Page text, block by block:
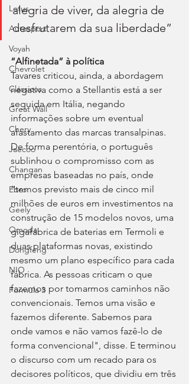
Lotus
Autosport
Voyah
Chevrolet
Clássicos
Great Wall
Chery
Jaecoo
Changan
Ebro
Geely
Omoda
Dongfeng
NIO
Fórmula 3
alegria de viver, da alegria de
desfrutarem da sua liberdade”
“Alfinetada” à política
Tavares criticou, ainda, a abordagem
negativa como a Stellantis está a ser
seguida em Itália, negando
informações sobre um eventual
afastamento das marcas transalpinas.
De forma perentória, o português
sublinhou o compromisso com as
empresas baseadas no país, onde
“temos previsto mais de cinco mil
milhões de euros em investimentos na
construção de 15 modelos novos, uma
gigafábrica de baterias em Termoli e
duas plataformas novas, existindo
mesmo um plano específico para cada
fábrica. As pessoas criticam o que
fazemos por tomarmos caminhos não
convencionais. Temos uma visão e
fazemos diferente. Sabemos para
onde vamos e não vamos fazê-lo de
forma convencional", disse. E terminou
o discurso com um recado para os
decisores políticos, que dividiu em três